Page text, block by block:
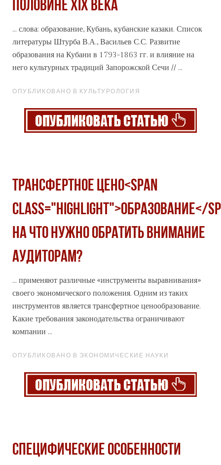
ПОЛОВИНЕ XIX ВЕКА
... слова: образование, Кубань, кубанские казаки. Список
литературы Штурба В.А., Васильев С.С. Развитие
образования на Кубани в 1793-1863 гг. и влияние на
него культурных традиций Запорожской Сечи // ...
ОПУБЛИКОВАНО В КУЛЬТУРОЛОГИЯ
ТРАНСФЕРТНОЕ ЦЕНО<span
class="highlight">ОБРАЗОВАНИЕ</
НА ЧТО НУЖНО ОБРАТИТЬ ВНИМАНИЕ
АУДИТОРАМ?
... применяют различные «инструменты выравнивания»
своего экономического положения. Одним из таких
инструментов является трансфертное ценообразование.
Какие требования законодательства ограничивают
компании ...
ОПУБЛИКОВАНО В ЭКОНОМИЧЕСКИЕ НАУКИ
СПЕЦИФИЧЕСКИЕ ОСОБЕННОСТИ